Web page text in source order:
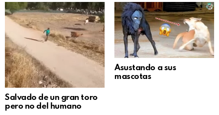
Salvado de un gran toro
pero no del humano
Asustando a sus
mascotas